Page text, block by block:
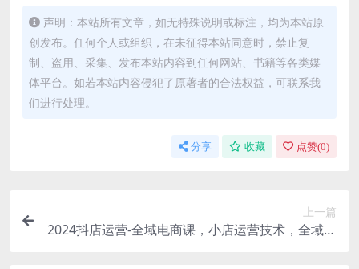
声明：本站所有文章，如无特殊说明或标注，均为本站原
创发布。任何个人或组织，在未征得本站同意时，禁止复
制、盗用、采集、发布本站内容到任何网站、书籍等各类媒
体平台。如若本站内容侵犯了原著者的合法权益，可联系我
们进行处理。
分享 收藏 点赞(0)
上一篇
2024抖店运营-全域电商课，小店运营技术，全域电